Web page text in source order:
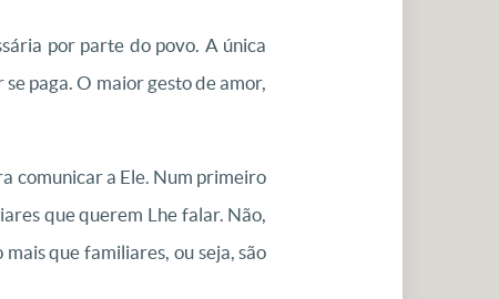
por parte do povo. A única
paga. O maior gesto de amor,
comunicar a Ele. Num primeiro
que querem Lhe falar. Não,
que familiares, ou seja, são